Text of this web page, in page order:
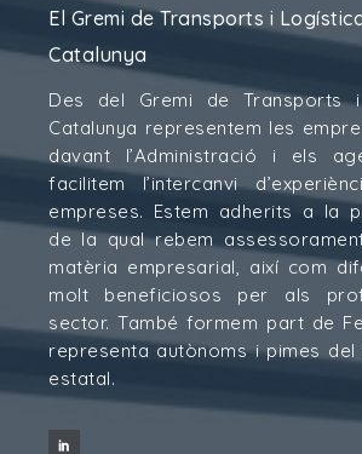
El Gremi de Transports i
Catalunya
Des del Gremi de Transports
Catalunya representem les
davant l’Administració i els
facilitem l’intercanvi
empreses. Estem adherits a la
de la qual rebem
matèria empresarial, així com
molt beneficiosos per als
sector. També formem part de
representa autònoms i pimes
estatal.